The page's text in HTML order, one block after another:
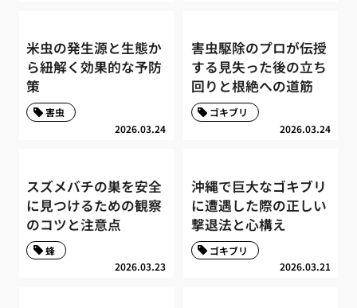
米虫の発生源と生態か
ら紐解く効果的な予防
策
2026.03.24
害虫
害虫駆除のプロが伝授
する見失った後の立ち
回りと根絶への道筋
2026.03.24
ゴキブリ
スズメバチの巣を安全
に見つけるための観察
のコツと注意点
2026.03.23
蜂
沖縄で巨大なゴキブリ
に遭遇した際の正しい
撃退法と心構え
2026.03.21
ゴキブリ